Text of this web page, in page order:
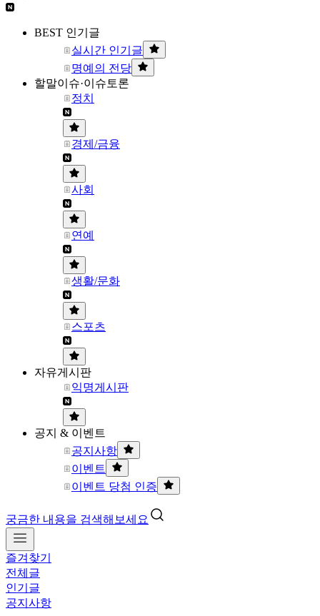
BEST 인기글
실시간 인기글
명예의 전당
할말이슈·이슈토론
정치
경제/금융
사회
연예
생활/문화
스포츠
자유게시판
익명게시판
공지 & 이벤트
공지사항
이벤트
이벤트 당첨 인증
궁금한 내용을 검색해보세요
즐겨찾기
전체글
인기글
공지사항